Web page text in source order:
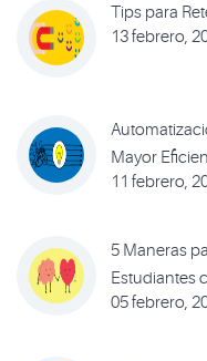
Tips para
13 febrero,
Mayor
11 febrero,
5 Maneras
Estudiantes
05 febrero,